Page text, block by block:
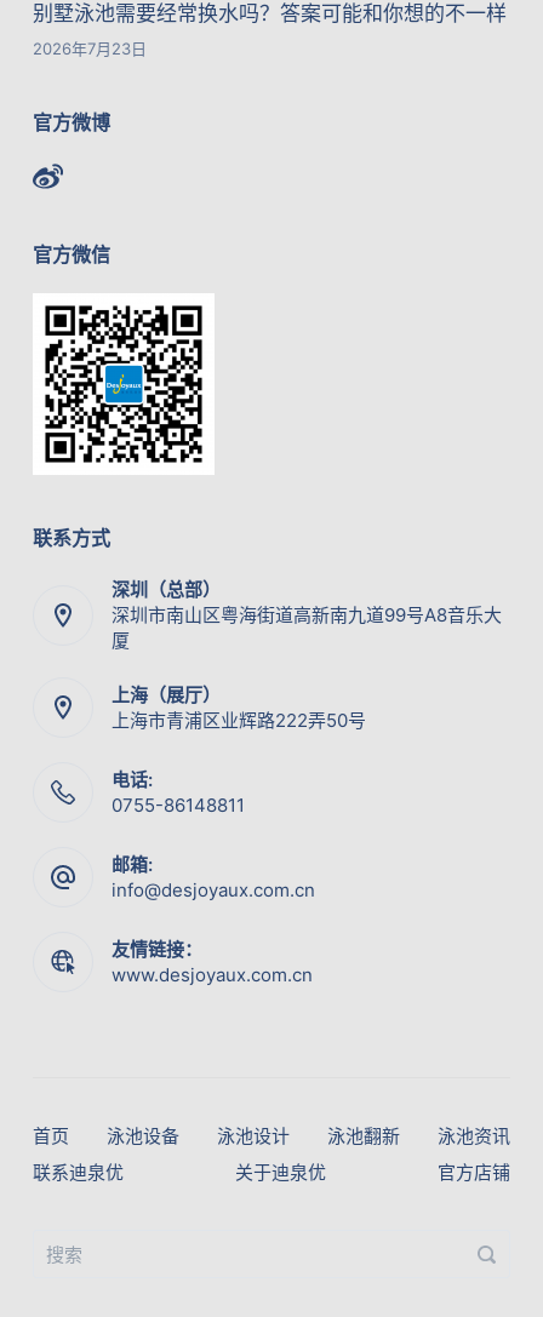
别墅泳池需要经常换水吗？答案可能和你想的不一样
2026年7月23日
官方微博
官方微信
联系方式
深圳（总部）
深圳市南山区粤海街道高新南九道99号A8音乐大
厦
上海（展厅）
上海市青浦区业辉路222弄50号
电话:
0755-86148811
邮箱:
info@desjoyaux.com.cn
友情链接：
www.desjoyaux.com.cn
首页 泳池设备 泳池设计 泳池翻新
泳池资讯
联系迪泉优
关于迪泉优 官方店铺